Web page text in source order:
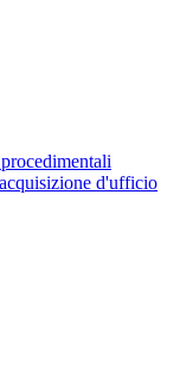
d'ufficio